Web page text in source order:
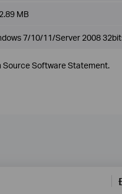
MB
7/10/11/Server 2008
Source Software Statement.